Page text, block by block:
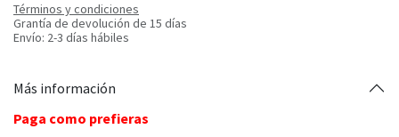
Términos y condiciones
Grantía de devolución de 15 días
Envío: 2-3 días hábiles
Más información
Paga como prefieras